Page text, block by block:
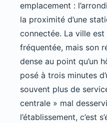
emplacement :
la proximité d’une
connectée. La ville
fréquentée, mais son
dense au point qu’un
posé à trois minutes
souvent plus de
centrale » mal
l’établissement, c’est